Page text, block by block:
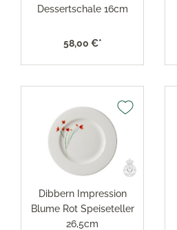
Dessertschale 16cm
58,00 €*
Dibbern Impression
Blume Rot Speiseteller
26,5cm